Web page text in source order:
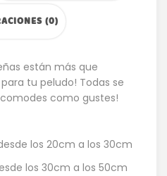
(0)
están más que
tu peludo! Todas se
como gustes!
los 20cm a los 30cm
los 30cm a los 50cm